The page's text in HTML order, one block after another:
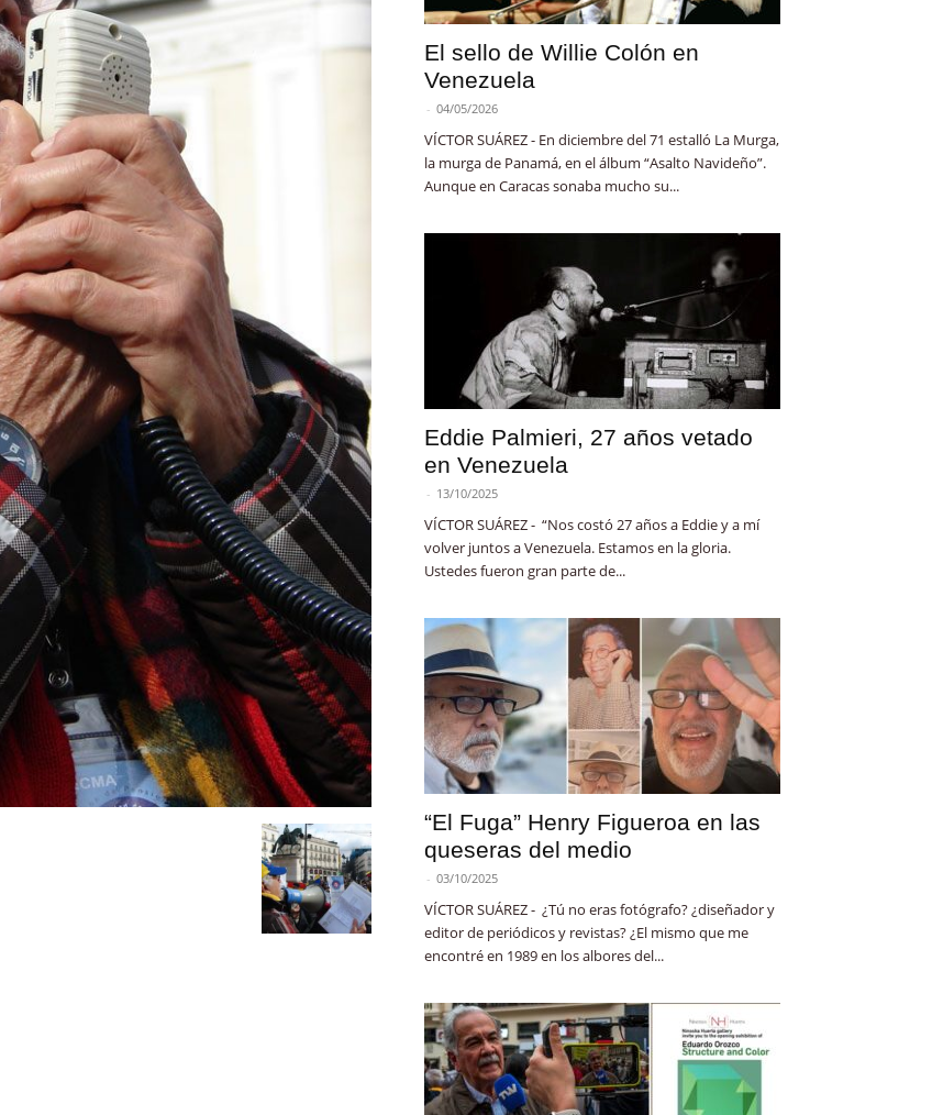
El sello de Willie Colón en
Venezuela
- 04/05/2026
VÍCTOR SUÁREZ - En diciembre del 71 estalló La Murga,
la murga de Panamá, en el álbum “Asalto Navideño”.
Aunque en Caracas sonaba mucho su...
Eddie Palmieri, 27 años vetado
en Venezuela
- 13/10/2025
VÍCTOR SUÁREZ - “Nos costó 27 años a Eddie y a mí
volver juntos a Venezuela. Estamos en la gloria.
Ustedes fueron gran parte de...
“El Fuga” Henry Figueroa en las
queseras del medio
- 03/10/2025
VÍCTOR SUÁREZ - ¿Tú no eras fotógrafo? ¿diseñador y
editor de periódicos y revistas? ¿El mismo que me
encontré en 1989 en los albores del...